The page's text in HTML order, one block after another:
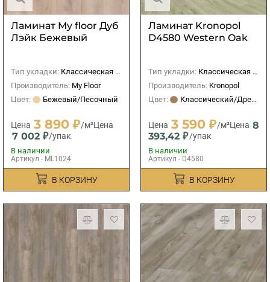
Ламинат My floor Дуб
Лэйк Бежевый
Тип укладки: Классическая (прямая)
Производитель: My Floor
Цвет:
Бежевый/Песочный
Цена 3 890 ₽/м²Цена
7 002 ₽/упак
В наличии
Артикул - ML1024
В КОРЗИНУ
Ламинат Kronopol
D4580 Western Oak
Тип укладки: Классическая (прямая)
Производитель: Kronopol
Цвет:
Классический/Древесный
Цена 3 590 ₽/м²Цена 8
393,42 ₽/упак
В наличии
Артикул - D4580
В КОРЗИНУ